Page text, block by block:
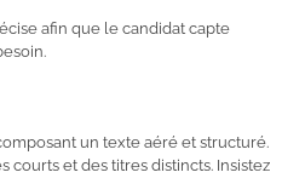
afin que le candidat capte
un texte aéré et structuré.
courts et des titres distincts. Insistez